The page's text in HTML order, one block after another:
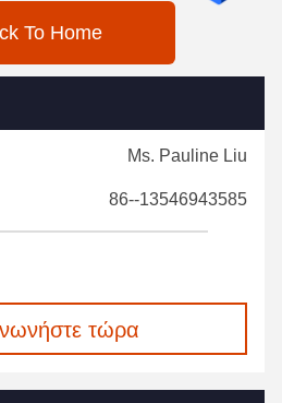
To Home
Ms. Pauline Liu
86--13546943585
τώρα